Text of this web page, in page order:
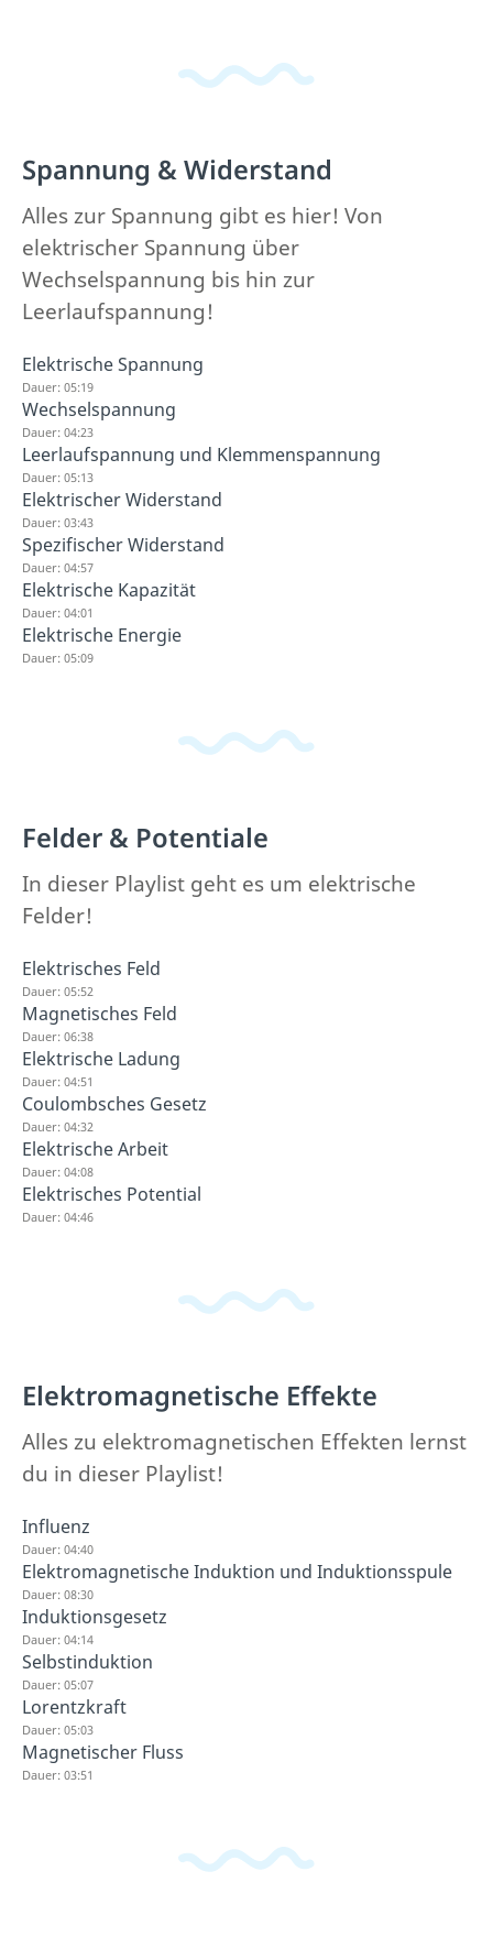
Spannung & Widerstand
Alles zur Spannung gibt es hier! Von
elektrischer Spannung über
Wechselspannung bis hin zur
Leerlaufspannung!
Elektrische Spannung
Dauer: 05:19
Wechselspannung
Dauer: 04:23
Leerlaufspannung und Klemmenspannung
Dauer: 05:13
Elektrischer Widerstand
Dauer: 03:43
Spezifischer Widerstand
Dauer: 04:57
Elektrische Kapazität
Dauer: 04:01
Elektrische Energie
Dauer: 05:09
Felder & Potentiale
In dieser Playlist geht es um elektrische
Felder!
Elektrisches Feld
Dauer: 05:52
Magnetisches Feld
Dauer: 06:38
Elektrische Ladung
Dauer: 04:51
Coulombsches Gesetz
Dauer: 04:32
Elektrische Arbeit
Dauer: 04:08
Elektrisches Potential
Dauer: 04:46
Elektromagnetische Effekte
Alles zu elektromagnetischen Effekten lernst
du in dieser Playlist!
Influenz
Dauer: 04:40
Elektromagnetische Induktion und Induktionsspule
Dauer: 08:30
Induktionsgesetz
Dauer: 04:14
Selbstinduktion
Dauer: 05:07
Lorentzkraft
Dauer: 05:03
Magnetischer Fluss
Dauer: 03:51